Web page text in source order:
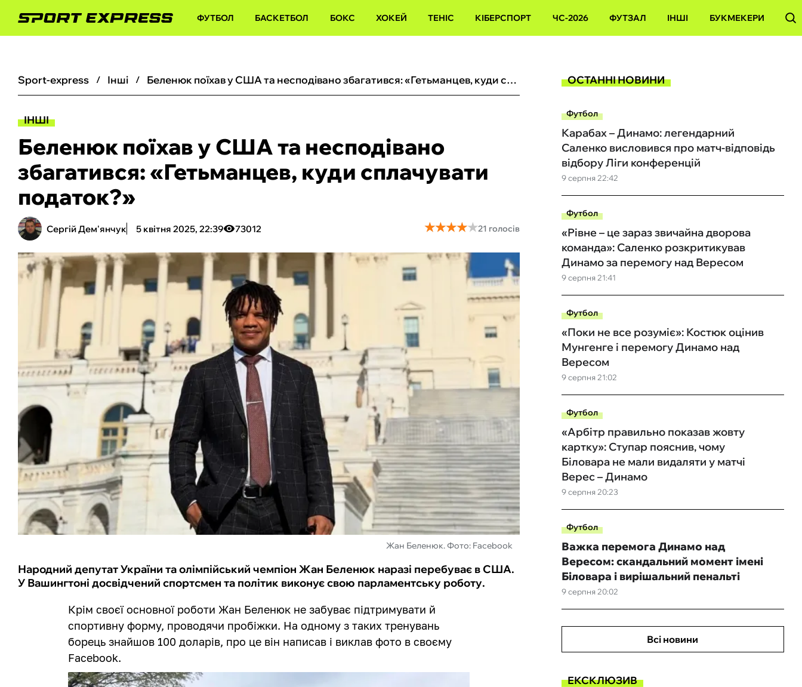
ФУТБОЛ БАСКЕТБОЛ БОКС ХОКЕЙ ТЕНІС КІБЕРСПОРТ ЧС-2026 ФУТЗАЛ ІНШІ БУКМЕКЕРИ
sport-express інші Беленюк поїхав у США та несподівано збагатився: «‎Гетьманцев, куди сплачувати податок?»
ІНШІ
Беленюк поїхав у США та несподівано
збагатився: «‎Гетьманцев, куди сплачувати
податок?»
Сергій Дем'янчук 5 квітня 2025, 22:39 73012 ★★★★★
★★★★★21 голосів
Жан Беленюк. Фото: Facebook
Народний депутат України та олімпійський чемпіон Жан Беленюк наразі перебуває в США.
У Вашингтоні досвідчений спортсмен та політик виконує свою парламентську роботу.
Крім своєї основної роботи Жан Беленюк не забуває підтримувати й
спортивну форму, проводячи пробіжки. На одному з таких тренувань
борець знайшов 100 доларів, про це він написав і виклав фото в своєму
Facebook.
ОСТАННІ НОВИНИ
Футбол
9 серпня 22:42
Карабах – Динамо: легендарний
Саленко висловився про матч-відповідь
відбору Ліги конференцій
Футбол
9 серпня 21:41
«Рівне – це зараз звичайна дворова
команда»: Саленко розкритикував
Динамо за перемогу над Вересом
Футбол
9 серпня 21:02
«Поки не все розуміє»: Костюк оцінив
Мунгенге і перемогу Динамо над
Вересом
Футбол
9 серпня 20:23
«Арбітр правильно показав жовту
картку»: Ступар пояснив, чому
Біловара не мали видаляти у матчі
Верес – Динамо
Футбол
9 серпня 20:02
Важка перемога Динамо над
Вересом: скандальний момент імені
Біловара і вирішальний пенальті
Всі новини
ЕКСКЛЮЗИВ